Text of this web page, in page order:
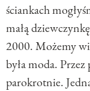
ściankach
małą
2000. Możemy
była moda. Przez
parokrotnie.